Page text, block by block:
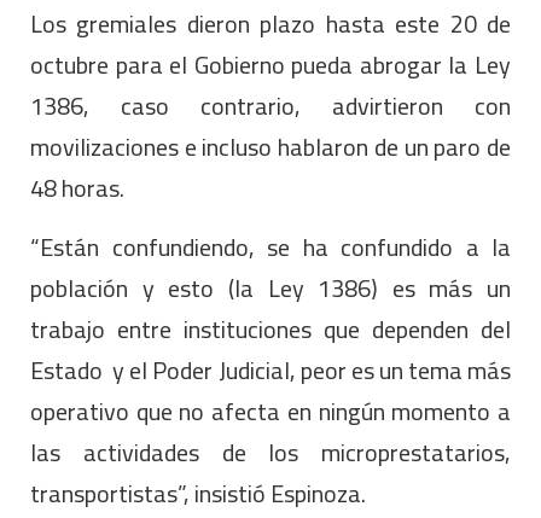
Los gremiales dieron plazo hasta este 20 de
octubre para el Gobierno pueda abrogar la Ley
1386, caso contrario, advirtieron con
movilizaciones e incluso hablaron de un paro de
48 horas.
“Están confundiendo, se ha confundido a la
población y esto (la Ley 1386) es más un
trabajo entre instituciones que dependen del
Estado y el Poder Judicial, peor es un tema más
operativo que no afecta en ningún momento a
las actividades de los microprestatarios,
transportistas”, insistió Espinoza.